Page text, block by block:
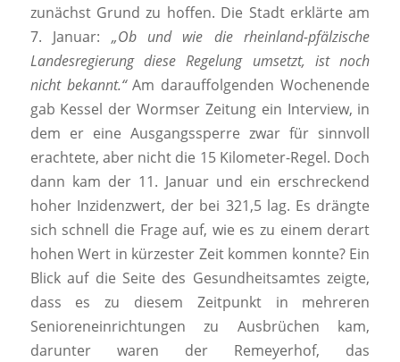
zunächst Grund zu hoffen. Die Stadt erklärte am
7. Januar: „Ob und wie die rheinland-pfälzische
Landesregierung diese Regelung umsetzt, ist noch
nicht bekannt.“Am darauffolgenden Wochenende
gab Kessel der Wormser Zeitung ein Interview, in
dem er eine Ausgangssperre zwar für sinnvoll
erachtete, aber nicht die 15 Kilometer-Regel. Doch
dann kam der 11. Januar und ein erschreckend
hoher Inzidenzwert, der bei 321,5 lag. Es drängte
sich schnell die Frage auf, wie es zu einem derart
hohen Wert in kürzester Zeit kommen konnte? Ein
Blick auf die Seite des Gesundheitsamtes zeigte,
dass es zu diesem Zeitpunkt in mehreren
Senioreneinrichtungen zu Ausbrüchen kam,
darunter waren der Remeyerhof, das